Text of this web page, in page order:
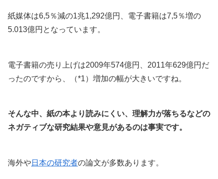
紙媒体は6,5％減の1兆1,292億円、電子書籍は7,5％増の
5.013億円となっています。
電子書籍の売り上げは2009年574億円、2011年629億円だ
ったのですから、（*1）増加の幅が大きいですね。
そんな中、紙の本より読みにくい、理解力が落ちるなどの
ネガティブな研究結果や意見があるのは事実です。
海外や日本の研究者の論文が多数あります。